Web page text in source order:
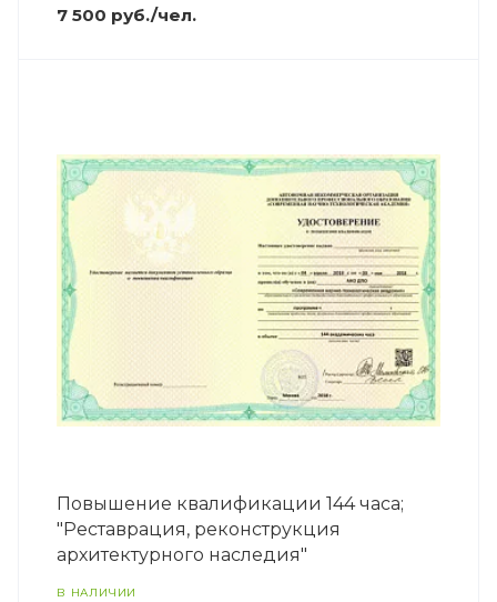
7 500 руб./чел.
Повышение квалификации 144 часа;
"Реставрация, реконструкция
архитектурного наследия"
В НАЛИЧИИ